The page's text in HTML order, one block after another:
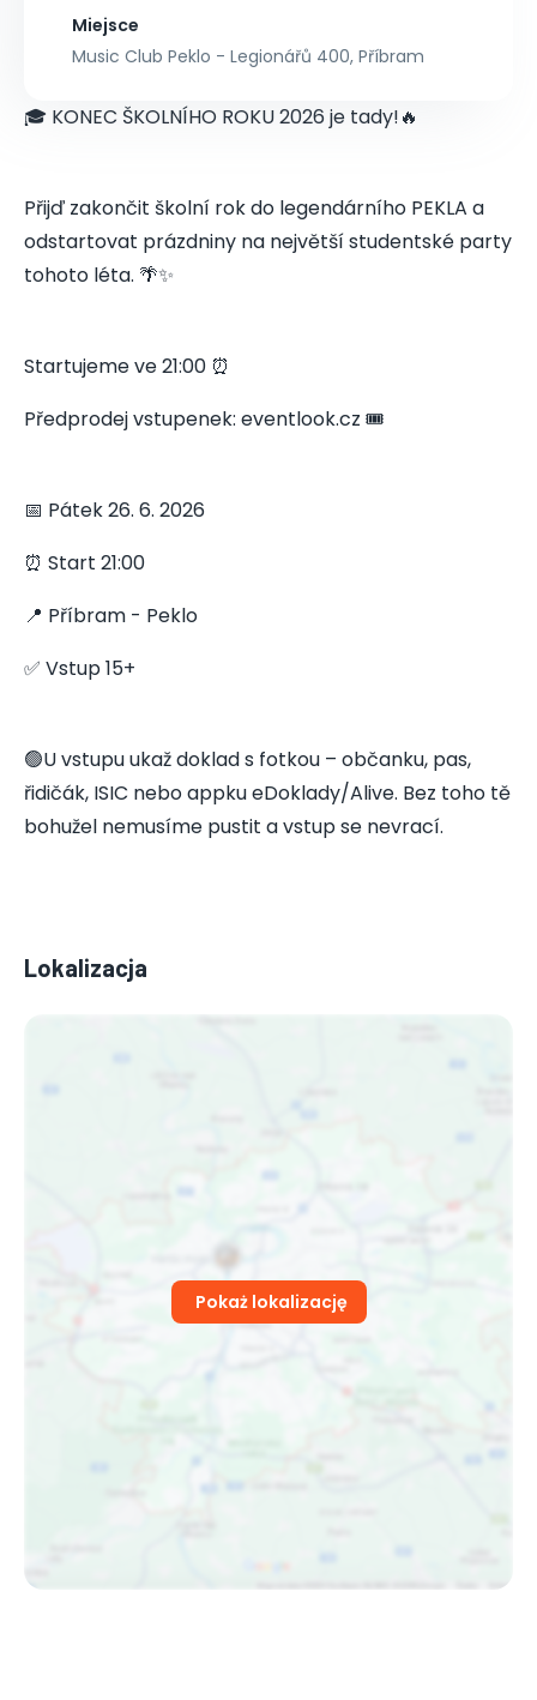
Miejsce
Music Club Peklo - Legionářů 400, Příbram
🎓 KONEC ŠKOLNÍHO ROKU 2026 je tady!🔥
Přijď zakončit školní rok do legendárního PEKLA a
odstartovat prázdniny na největší studentské party
tohoto léta. 🌴✨
Startujeme ve 21:00 ⏰
Předprodej vstupenek: eventlook.cz 🎟️
📅 Pátek 26. 6. 2026
⏰ Start 21:00
📍 Příbram - Peklo
✅ Vstup 15+
🟢U vstupu ukaž doklad s fotkou – občanku, pas,
řidičák, ISIC nebo appku eDoklady/Alive. Bez toho tě
bohužel nemusíme pustit a vstup se nevrací.
Lokalizacja
Pokaż lokalizację